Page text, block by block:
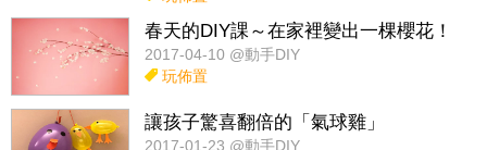
春天的DIY課～在家裡變出一棵櫻花！
2017-04-10 @動手DIY
玩佈置
讓孩子驚喜翻倍的「氣球雞」
2017-01-23 @動手DIY